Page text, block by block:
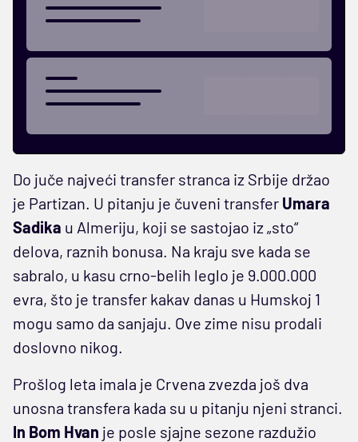
Do juče najveći transfer stranca iz Srbije držao
je Partizan. U pitanju je čuveni transfer Umara
Sadika u Almeriju, koji se sastojao iz „sto“
delova, raznih bonusa. Na kraju sve kada se
sabralo, u kasu crno-belih leglo je 9.000.000
evra, što je transfer kakav danas u Humskoj 1
mogu samo da sanjaju. Ove zime nisu prodali
doslovno nikog.
Prošlog leta imala je Crvena zvezda još dva
unosna transfera kada su u pitanju njeni stranci.
In Bom Hvan je posle sjajne sezone razdužio